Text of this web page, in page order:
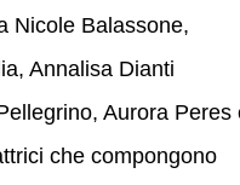
Nicole Balassone,
Annalisa Dianti
Aurora Peres
che compongono